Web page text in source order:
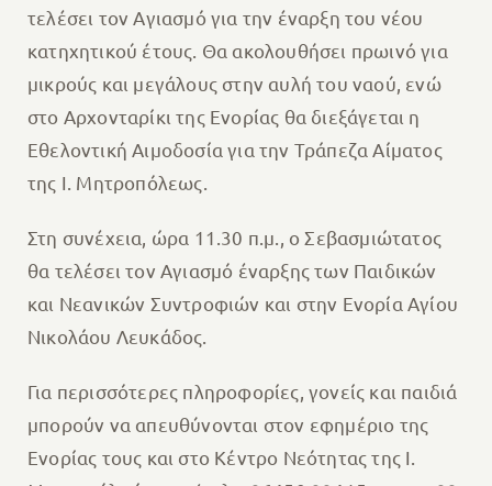
τελέσει τον Αγιασμό για την έναρξη του νέου
κατηχητικού έτους. Θα ακολουθήσει πρωινό για
μικρούς και μεγάλους στην αυλή του ναού, ενώ
στο Αρχονταρίκι της Ενορίας θα διεξάγεται η
Εθελοντική Αιμοδοσία για την Τράπεζα Αίματος
της Ι. Μητροπόλεως.
Στη συνέχεια, ώρα 11.30 π.μ., ο Σεβασμιώτατος
θα τελέσει τον Αγιασμό έναρξης των Παιδικών
και Νεανικών Συντροφιών και στην Ενορία Αγίου
Νικολάου Λευκάδος.
Για περισσότερες πληροφορίες, γονείς και παιδιά
μπορούν να απευθύνονται στον εφημέριο της
Ενορίας τους και στο Κέντρο Νεότητας της Ι.